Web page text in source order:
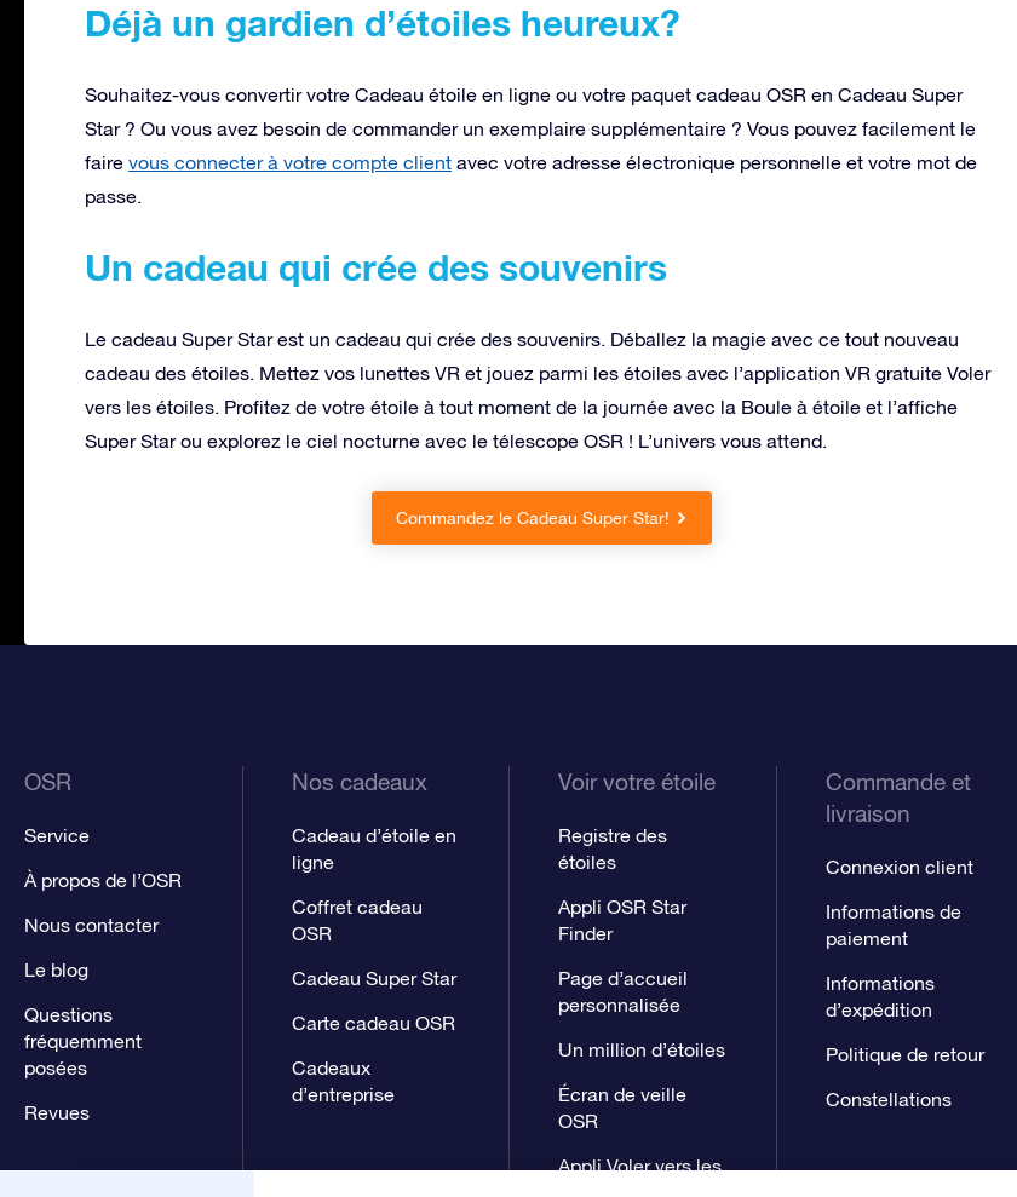
Déjà un gardien d’étoiles heureux?
Souhaitez-vous convertir votre Cadeau étoile en ligne ou votre paquet cadeau OSR en Cadeau Super
Star ? Ou vous avez besoin de commander un exemplaire supplémentaire ? Vous pouvez facilement le
faire vous connecter à votre compte client avec votre adresse électronique personnelle et votre mot de
passe.
Un cadeau qui crée des souvenirs
Le cadeau Super Star est un cadeau qui crée des souvenirs. Déballez la magie avec ce tout nouveau
cadeau des étoiles. Mettez vos lunettes VR et jouez parmi les étoiles avec l’application VR gratuite Voler
vers les étoiles. Profitez de votre étoile à tout moment de la journée avec la Boule à étoile et l’affiche
Super Star ou explorez le ciel nocturne avec le télescope OSR ! L’univers vous attend.
Commandez le Cadeau Super Star!
OSR
Service
À propos de l’OSR
Nous contacter
Le blog
Questions
fréquemment
posées
Revues
Nos cadeaux
Cadeau d’étoile en
ligne
Coffret cadeau
OSR
Cadeau Super Star
Carte cadeau OSR
Cadeaux
d’entreprise
Voir votre étoile
Registre des
étoiles
Appli OSR Star
Finder
Page d’accueil
personnalisée
Un million d’étoiles
Écran de veille
OSR
Appli Voler vers les
Commande et
livraison
Connexion client
Informations de
paiement
Informations
d’expédition
Politique de retour
Constellations